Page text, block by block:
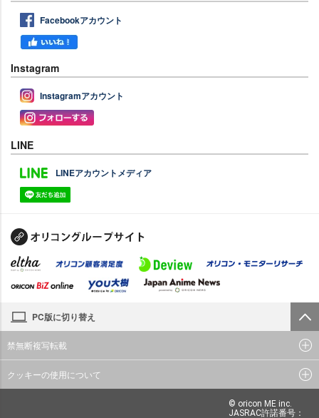
Facebookアカウント
Instagram
Instagramアカウント
LINE
LINEアカウントメディア
PC版に切り替え
禁無断複写転載
クッキーの使用について
© oricon ME inc.
JASRAC許諾番号：